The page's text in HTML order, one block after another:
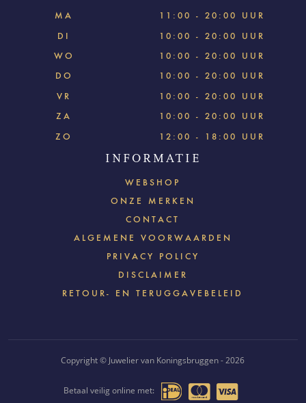
MA
11:00 - 20:00 UUR
DI
10:00 - 20:00 UUR
WO
10:00 - 20:00 UUR
DO
10:00 - 20:00 UUR
VR
10:00 - 20:00 UUR
ZA
10:00 - 20:00 UUR
ZO
12:00 - 18:00 UUR
INFORMATIE
WEBSHOP
ONZE MERKEN
CONTACT
ALGEMENE VOORWAARDEN
PRIVACY POLICY
DISCLAIMER
RETOUR- EN TERUGGAVEBELEID
Copyright © Juwelier van Koningsbruggen - 2026
Betaal veilig online met: